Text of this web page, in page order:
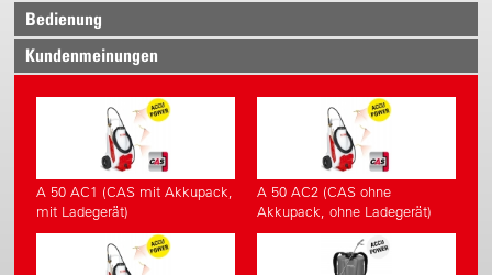
Bedienung
Kundenmeinungen
A 50 AC1 (CAS mit Akkupack,
mit Ladegerät)
A 50 AC2 (CAS ohne
Akkupack, ohne Ladegerät)